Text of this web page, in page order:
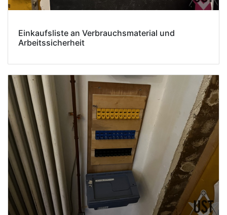
Einkaufsliste an Verbrauchsmaterial und
Arbeitssicherheit